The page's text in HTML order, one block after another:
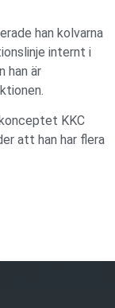
han kolvarna
internt i
han är
KKC
att han har flera